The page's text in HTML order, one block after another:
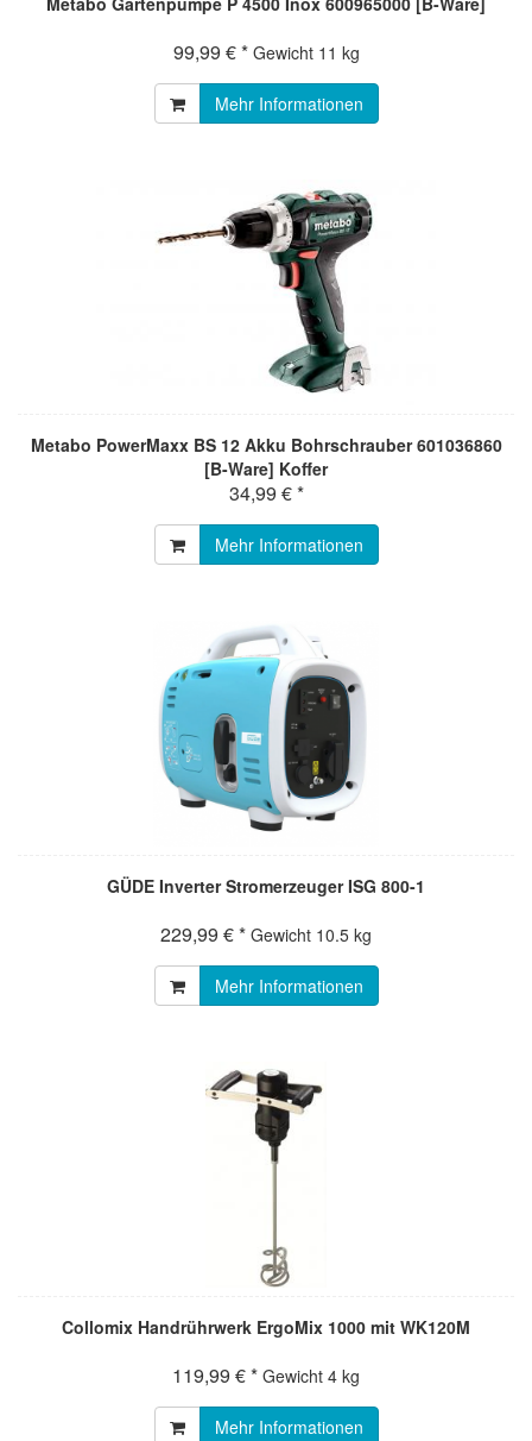
99,99 € * Gewicht 11 kg
Mehr Informationen
Metabo PowerMaxx BS 12 Akku Bohrschrauber 601036860
[B-Ware] Koffer
34,99 € *
Mehr Informationen
GÜDE Inverter Stromerzeuger ISG 800-1
229,99 € * Gewicht 10.5 kg
Mehr Informationen
Collomix Handrührwerk ErgoMix 1000 mit WK120M
119,99 € * Gewicht 4 kg
Mehr Informationen